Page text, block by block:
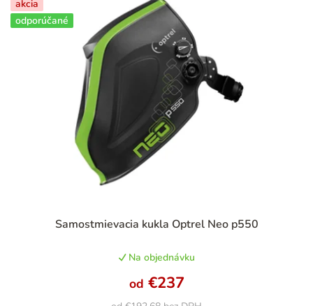
akcia
odporúčané
Samostmievacia kukla Optrel Neo p550
hodnotenie
je
5,0
z
Na objednávku
od €237